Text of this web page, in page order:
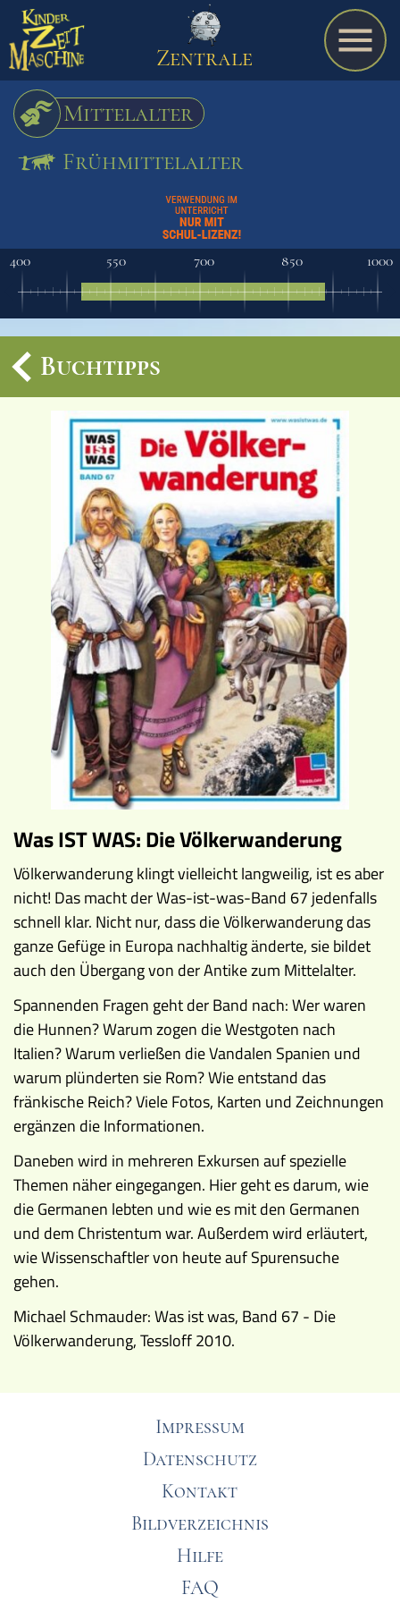
Spiel
Termine
Schulmaterialien
Zentrale
Mittelalter
Frühmittelalter
400 550 700 850 1000
Ereignisse
Lucys Wissensbox
Karte
Quiz
Memospiel
Videos
Mach mit!
Buchtipps
Schulmaterialien
Buchtipps
Was IST WAS: Die Völkerwanderung
Völkerwanderung klingt vielleicht langweilig, ist es aber
nicht! Das macht der Was-ist-was-Band 67 jedenfalls
schnell klar. Nicht nur, dass die Völkerwanderung das
ganze Gefüge in Europa nachhaltig änderte, sie bildet
auch den Übergang von der Antike zum Mittelalter.
Spannenden Fragen geht der Band nach: Wer waren
die Hunnen? Warum zogen die Westgoten nach
Italien? Warum verließen die Vandalen Spanien und
warum plünderten sie Rom? Wie entstand das
fränkische Reich? Viele Fotos, Karten und Zeichnungen
ergänzen die Informationen.
Daneben wird in mehreren Exkursen auf spezielle
Themen näher eingegangen. Hier geht es darum, wie
die Germanen lebten und wie es mit den Germanen
und dem Christentum war. Außerdem wird erläutert,
wie Wissenschaftler von heute auf Spurensuche
gehen.
Michael Schmauder: Was ist was, Band 67 - Die
Völkerwanderung, Tessloff 2010.
Impressum
Datenschutz
Kontakt
Bildverzeichnis
Hilfe
FAQ